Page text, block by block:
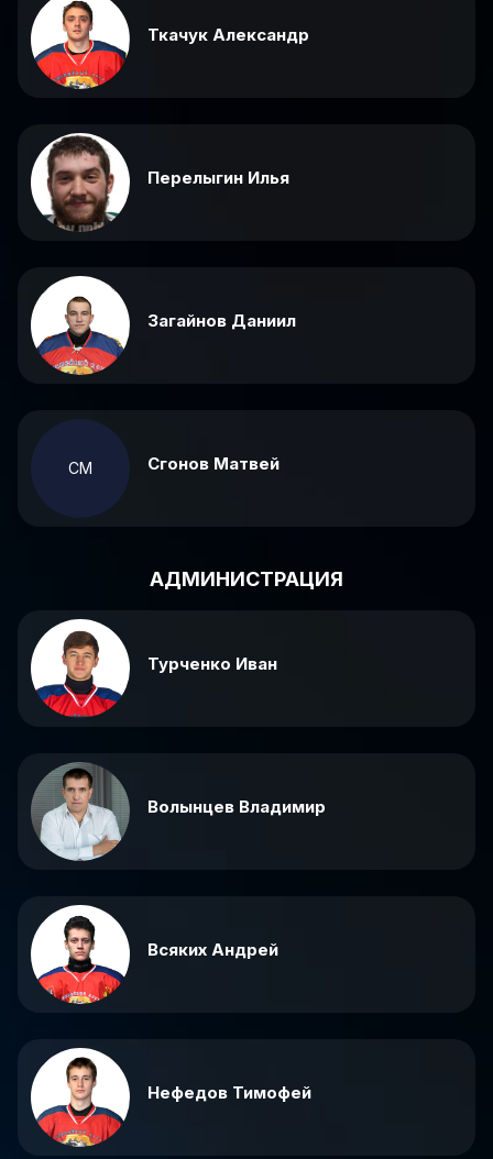
Ткачук Александр
Перелыгин Илья
Загайнов Даниил
СМ Сгонов Матвей
АДМИНИСТРАЦИЯ
Турченко Иван
Волынцев Владимир
Всяких Андрей
Нефедов Тимофей